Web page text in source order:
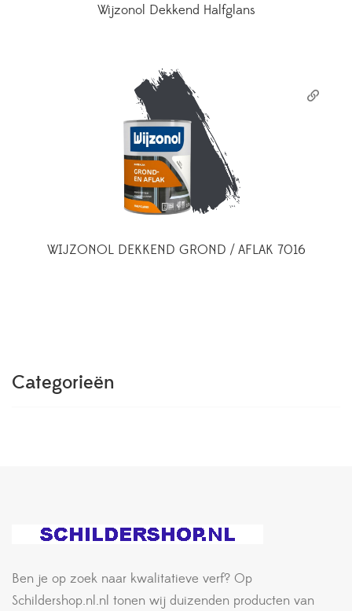
Wijzonol Dekkend Halfglans
WIJZONOL DEKKEND GROND / AFLAK 7016
Categorieën
Ben je op zoek naar kwalitatieve verf? Op
Schildershop.nl.nl tonen wij duizenden producten van